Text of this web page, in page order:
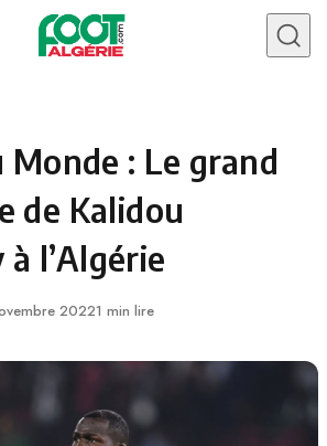
Monde : Le grand
de Kalidou
l’Algérie
20221 min lire